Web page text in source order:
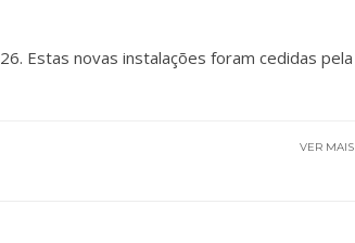
Estas novas instalações foram cedidas pela
VER MAIS